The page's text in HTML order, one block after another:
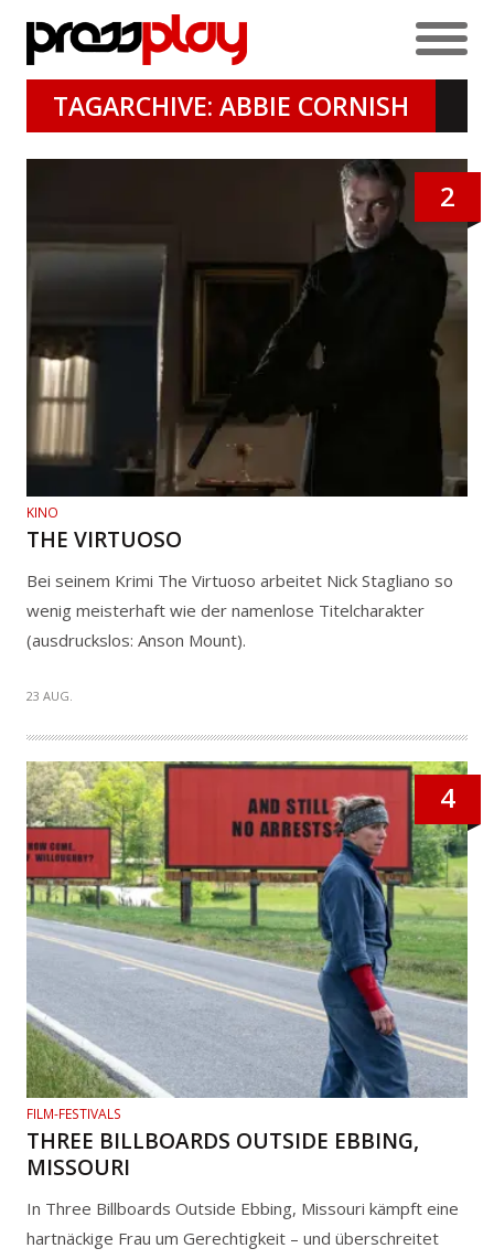
TAGARCHIVE: ABBIE CORNISH
2
KINO
THE VIRTUOSO
Bei seinem Krimi The Virtuoso arbeitet Nick Stagliano so
wenig meisterhaft wie der namenlose Titelcharakter
(ausdruckslos: Anson Mount).
23 AUG.
4
FILM-FESTIVALS
THREE BILLBOARDS OUTSIDE EBBING,
MISSOURI
In Three Billboards Outside Ebbing, Missouri kämpft eine
hartnäckige Frau um Gerechtigkeit – und überschreitet